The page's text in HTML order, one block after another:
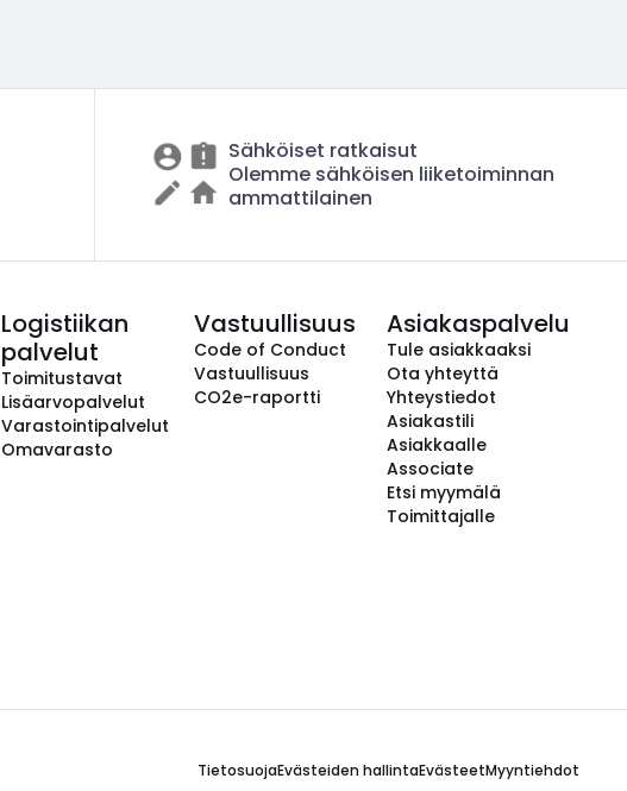
Sähköiset ratkaisut
Olemme sähköisen liiketoiminnan
ammattilainen
Logistiikan
palvelut
Toimitustavat
Lisäarvopalvelut
Varastointipalvelut
Omavarasto
Vastuullisuus
Code of Conduct
Vastuullisuus
CO2e-raportti
Asiakaspalvelu
Tule asiakkaaksi
Ota yhteyttä
Yhteystiedot
Asiakastili
Asiakkaalle
Associate
Etsi myymälä
Toimittajalle
TietosuojaEvästeiden hallintaEvästeetMyyntiehdot